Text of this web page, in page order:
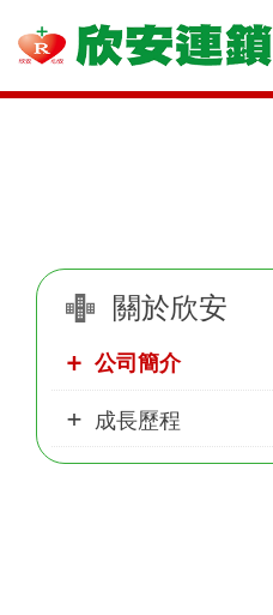
關於欣安
公司簡介
成長歷程